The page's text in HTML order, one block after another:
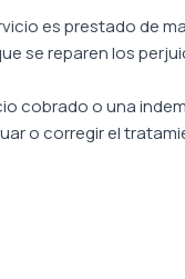
es prestado de
se reparen los
cobrado o una
o corregir el